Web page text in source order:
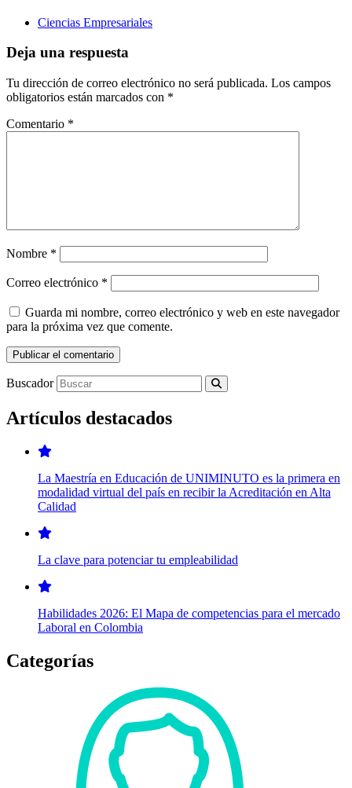
Ciencias Empresariales
Deja una respuesta
Tu dirección de correo electrónico no será publicada. Los campos
obligatorios están marcados con *
Comentario *
Nombre *
Correo electrónico *
Guarda mi nombre, correo electrónico y web en este navegador
para la próxima vez que comente.
Buscador
Artículos destacados
La Maestría en Educación de UNIMINUTO es la primera en
modalidad virtual del país en recibir la Acreditación en Alta
Calidad
La clave para potenciar tu empleabilidad
Habilidades 2026: El Mapa de competencias para el mercado
Laboral en Colombia
Categorías